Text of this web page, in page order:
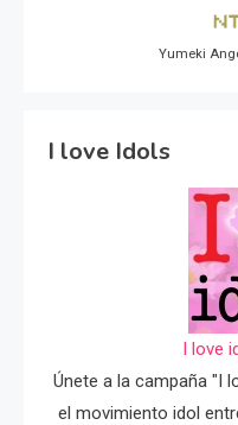
Yumeki
I love Idols
I love
Únete a la campaña "I
el movimiento idol